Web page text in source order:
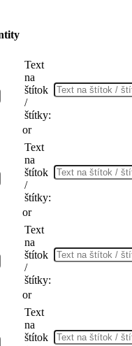
Text
na
štítok
/
štítky:
or
Text
na
štítok
/
štítky:
or
Text
na
štítok
/
štítky:
or
Text
na
štítok